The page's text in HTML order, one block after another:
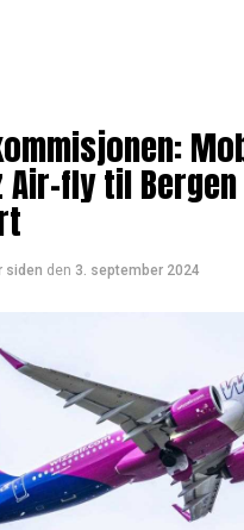
Air-fly til
siden den 3. september 2024